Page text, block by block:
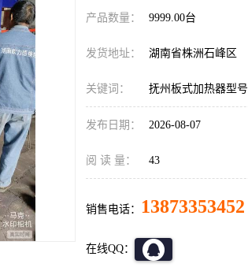
产品数量： 9999.00台
发货地址： 湖南省株洲石峰区
关键词： 抚州板式加热器型号
发布日期： 2026-08-07
阅 读 量： 43
销售电话： 13873353452
在线QQ：